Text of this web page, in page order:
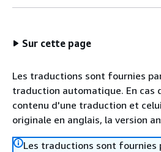
Sur cette page
Les traductions sont fournies
traduction automatique. En cas
contenu d'une traduction et
originale en anglais, la version
Les traductions sont fournies